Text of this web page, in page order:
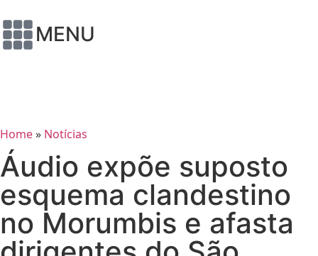
MENU
Home» Notícias
Áudio expõe suposto
esquema clandestino
no Morumbis e afasta